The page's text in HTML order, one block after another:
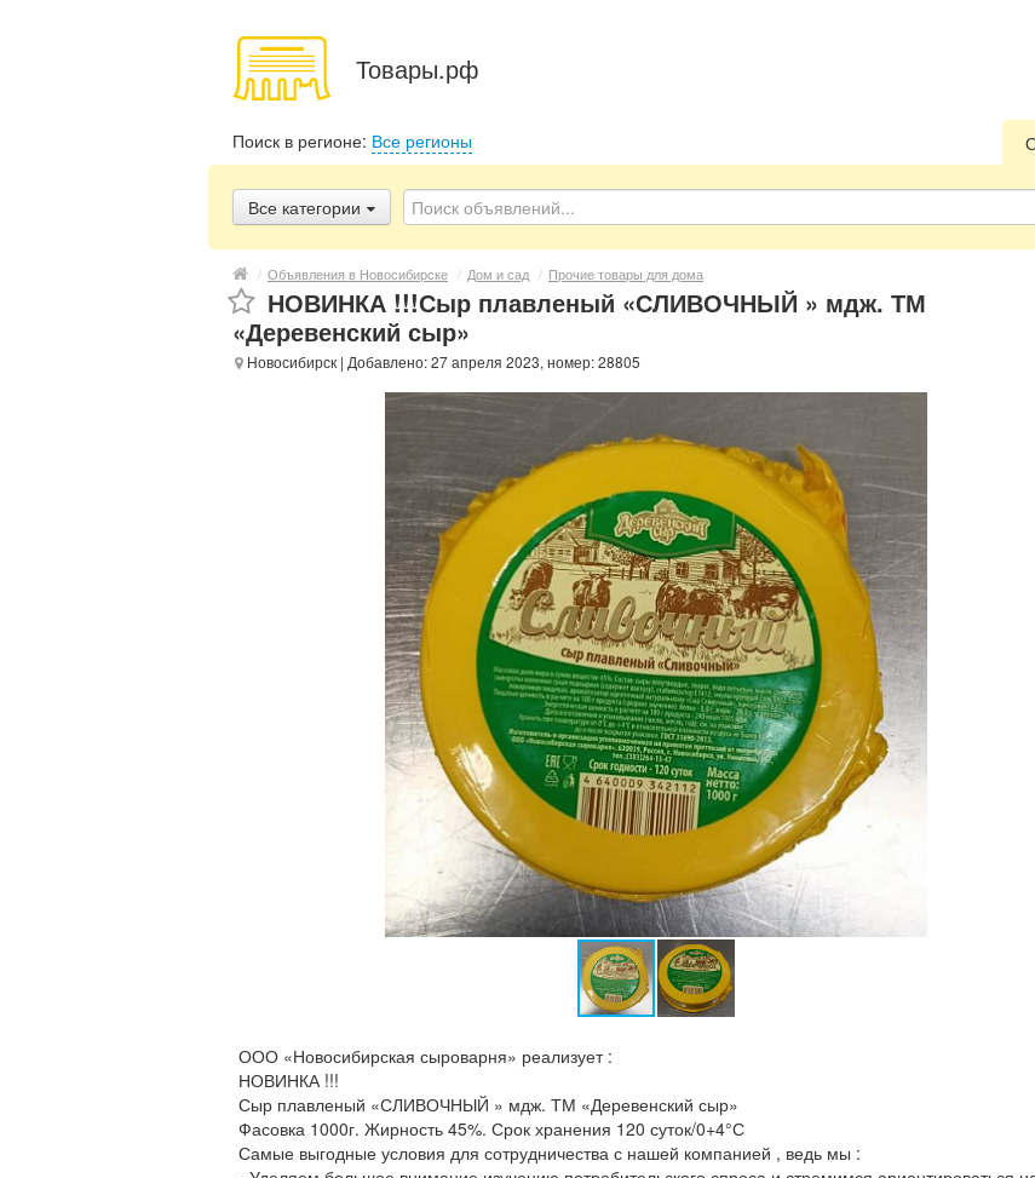
Товары.рф
Поиск в регионе: Все регионы
Все категории
/ Объявления в Новосибирске / Дом и сад / Прочие товары для дома
НОВИНКА !!!Сыр плавленый «СЛИВОЧНЫЙ » мдж. ТМ
«Деревенский сыр»
Новосибирск | Добавлено: 27 апреля 2023, номер: 28805
ООО «Новосибирская сыроварня» реализует :
НОВИНКА !!!
Сыр плавленый «СЛИВОЧНЫЙ » мдж. ТМ «Деревенский сыр»
Фасовка 1000г. Жирность 45%. Срок хранения 120 суток/0+4°С
Самые выгодные условия для сотрудничества с нашей компанией , ведь мы :